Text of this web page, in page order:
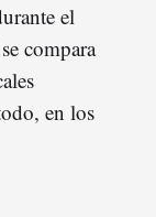
el
compara
en los